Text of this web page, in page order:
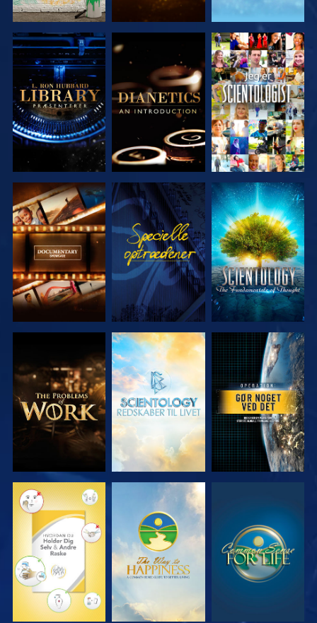
UDFORSK
SERIEN
UDFORSK
SERIEN
SE
UDFORSK
SERIEN
SE
UDFORSK
SERIEN
UDFORSK
SERIEN
UDFORSK
SERIEN
SE
SE SE SE